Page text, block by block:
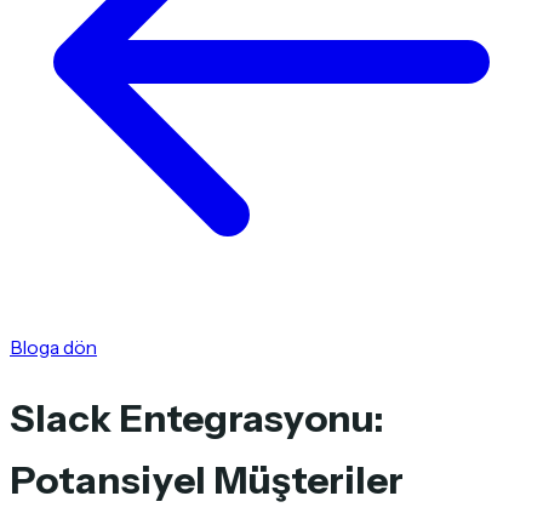
Bloga dön
Slack Entegrasyonu:
Potansiyel Müşteriler